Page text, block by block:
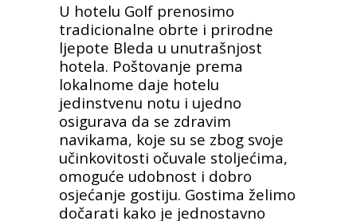
U hotelu Golf prenosimo
tradicionalne obrte i prirodne
ljepote Bleda u unutrašnjost
hotela. Poštovanje prema
lokalnome daje hotelu
jedinstvenu notu i ujedno
osigurava da se zdravim
navikama, koje su se zbog svoje
učinkovitosti očuvale stoljećima,
omoguće udobnost i dobro
osjećanje gostiju. Gostima želimo
dočarati kako je jednostavno